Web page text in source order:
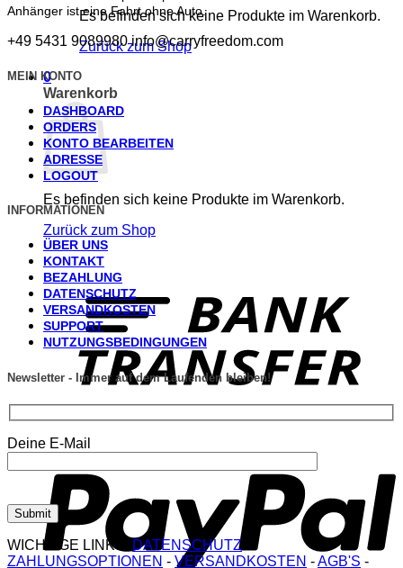
Es befinden sich keine Produkte im Warenkorb.
Zurück zum Shop
0
Warenkorb
Es befinden sich keine Produkte im Warenkorb.
Zurück zum Shop
Anhänger ist eine Fahrt ohne Auto.
+49 5431 9089980 info@carryfreedom.com
MEIN KONTO
DASHBOARD
ORDERS
KONTO BEARBEITEN
ADRESSE
LOGOUT
INFORMATIONEN
ÜBER UNS
KONTAKT
BEZAHLUNG
DATENSCHUTZ
VERSANDKOSTEN
SUPPORT
NUTZUNGSBEDINGUNGEN
Newsletter - Immer auf dem Laufenden bleiben!
Deine E-Mail
WICHTIGE LINKS: DATENSCHUTZ
ZAHLUNGSOPTIONEN - VERSANDKOSTEN -AGB'S -